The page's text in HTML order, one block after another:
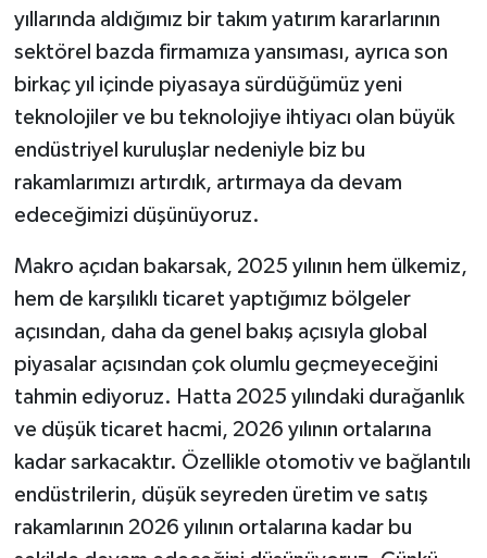
yıllarında aldığımız bir takım yatırım kararlarının
sektörel bazda firmamıza yansıması, ayrıca son
birkaç yıl içinde piyasaya sürdüğümüz yeni
teknolojiler ve bu teknolojiye ihtiyacı olan büyük
endüstriyel kuruluşlar nedeniyle biz bu
rakamlarımızı artırdık, artırmaya da devam
edeceğimizi düşünüyoruz.
Makro açıdan bakarsak, 2025 yılının hem ülkemiz,
hem de karşılıklı ticaret yaptığımız bölgeler
açısından, daha da genel bakış açısıyla global
piyasalar açısından çok olumlu geçmeyeceğini
tahmin ediyoruz. Hatta 2025 yılındaki durağanlık
ve düşük ticaret hacmi, 2026 yılının ortalarına
kadar sarkacaktır. Özellikle otomotiv ve bağlantılı
endüstrilerin, düşük seyreden üretim ve satış
rakamlarının 2026 yılının ortalarına kadar bu